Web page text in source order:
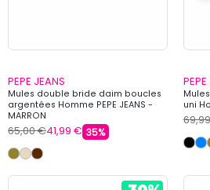
PEPE JEANS
Mules double bride daim boucles
argentées Homme PEPE JEANS -
MARRON
65,00 €41,99 € 35%
uni